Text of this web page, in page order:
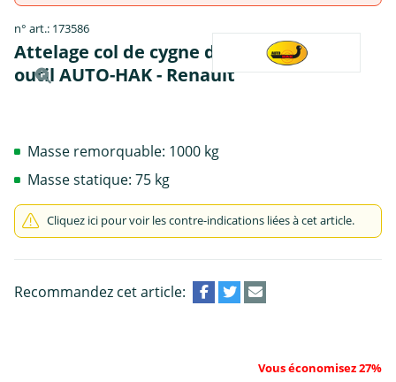
n° art.: 173586
Attelage col de cygne démontable avec
outil AUTO-HAK - Renault
Masse remorquable: 1000 kg
Masse statique: 75 kg
Cliquez ici pour voir les contre-indications liées à cet article.
Recommandez cet article:
Vous économisez 27%